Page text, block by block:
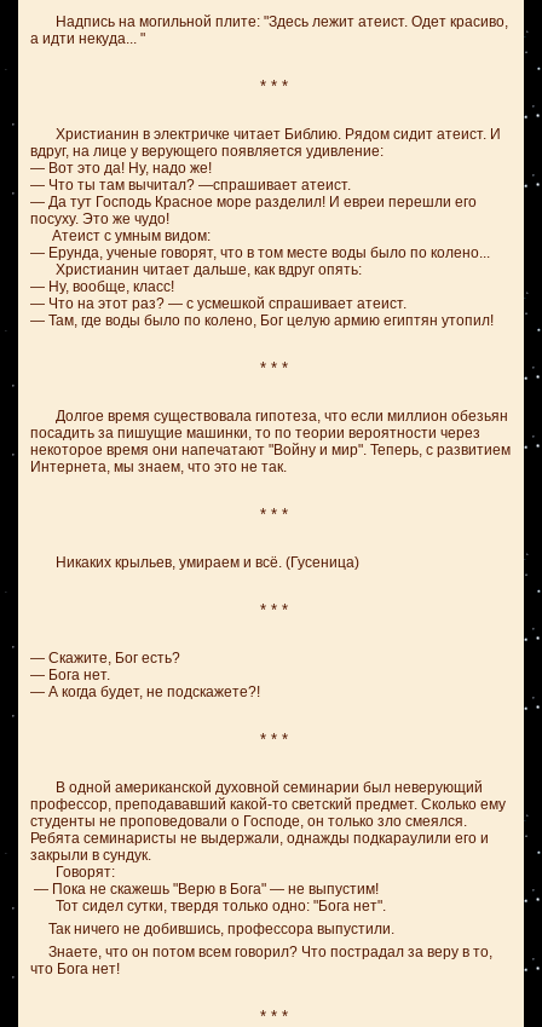
Надпись на могильной плите: "Здесь лежит атеист. Одет красиво,
а идти некуда... "
* * *
Христианин в электричке читает Библию. Рядом сидит атеист. И
вдруг, на лице у верующего появляется удивление:
— Вот это да! Ну, надо же!
— Что ты там вычитал? —спрашивает атеист.
— Да тут Господь Красное море разделил! И евреи перешли его
посуху. Это же чудо!
Атеист с умным видом:
— Ерунда, ученые говорят, что в том месте воды было по колено...
Христианин читает дальше, как вдруг опять:
— Ну, вообще, класс!
— Что на этот раз? — с усмешкой спрашивает атеист.
— Там, где воды было по колено, Бог целую армию египтян утопил!
* * *
Долгое время существовала гипотеза, что если миллион обезьян
посадить за пишущие машинки, то по теории вероятности через
некоторое время они напечатают "Войну и мир". Теперь, с развитием
Интернета, мы знаем, что это не так.
* * *
Никаких крыльев, умираем и всё. (Гусеница)
* * *
— Скажите, Бог есть?
— Бога нет.
— А когда будет, не подскажете?!
* * *
В одной американской духовной семинарии был неверующий
профессор, преподававший какой-то светский предмет. Сколько ему
студенты не проповедовали о Господе, он только зло смеялся.
Ребята семинаристы не выдержали, однажды подкараулили его и
закрыли в сундук.
Говорят:
— Пока не скажешь "Верю в Бога" — не выпустим!
Тот сидел сутки, твердя только одно: "Бога нет".
Так ничего не добившись, профессора выпустили.
Знаете, что он потом всем говорил? Что пострадал за веру в то,
что Бога нет!
* * *